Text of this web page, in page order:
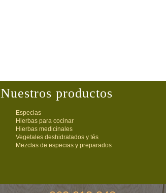
Nuestros productos
Especias
Hierbas para cocinar
Hierbas medicinales
Vegetales deshidratados y tés
Mezclas de especias y preparados